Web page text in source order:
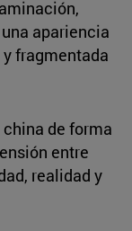
apariencia
fragmentada
de forma
entre
realidad y